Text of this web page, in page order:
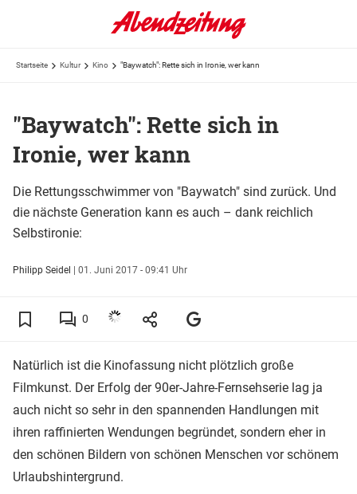
Startseite Kultur Kino "Baywatch": Rette sich in Ironie, wer kann
"Baywatch": Rette sich in
Ironie, wer kann
Die Rettungsschwimmer von "Baywatch" sind zurück. Und
die nächste Generation kann es auch – dank reichlich
Selbstironie:
Philipp Seidel | 01. Juni 2017 - 09:41 Uhr
0
Natürlich ist die Kinofassung nicht plötzlich große
Filmkunst. Der Erfolg der 90er-Jahre-Fernsehserie lag ja
auch nicht so sehr in den spannenden Handlungen mit
ihren raffinierten Wendungen begründet, sondern eher in
den schönen Bildern von schönen Menschen vor schönem
Urlaubshintergrund.